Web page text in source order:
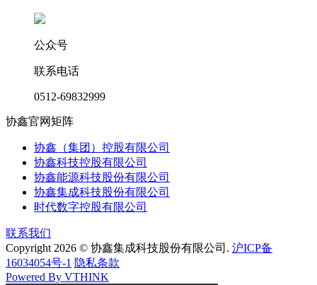
公众号
联系电话
0512-69832999
协鑫官网矩阵
协鑫（集团）控股有限公司
协鑫科技控股有限公司
协鑫能源科技股份有限公司
协鑫集成科技股份有限公司
时代数字控股有限公司
联系我们
Copyright 2026 © 协鑫集成科技股份有限公司. 沪ICP备
16034054号-1 隐私条款
Powered By VTHINK